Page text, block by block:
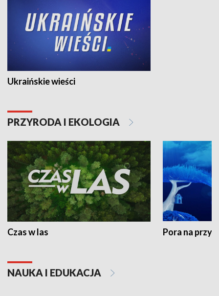
Ukraińskie wieści
PRZYRODA I EKOLOGIA
Czas w las Pora na
NAUKA I EDUKACJA